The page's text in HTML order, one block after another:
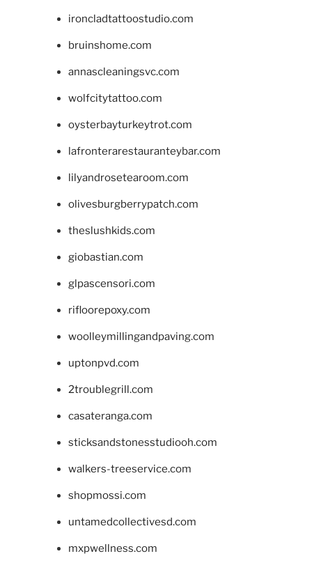
ironcladtattoostudio.com
bruinshome.com
annascleaningsvc.com
wolfcitytattoo.com
oysterbayturkeytrot.com
lafronterarestauranteybar.com
lilyandrosetearoom.com
olivesburgberrypatch.com
theslushkids.com
giobastian.com
glpascensori.com
rifloorepoxy.com
woolleymillingandpaving.com
uptonpvd.com
2troublegrill.com
casateranga.com
sticksandstonesstudiooh.com
walkers-treeservice.com
shopmossi.com
untamedcollectivesd.com
mxpwellness.com